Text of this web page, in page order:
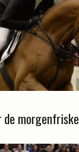
morgenfriske